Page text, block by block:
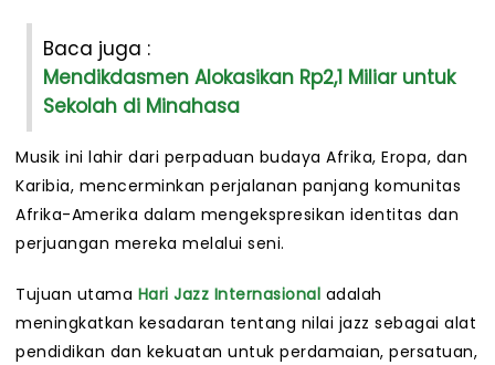
Baca juga :
Mendikdasmen Alokasikan Rp2,1 Miliar untuk
Sekolah di Minahasa
Musik ini lahir dari perpaduan budaya Afrika, Eropa, dan
Karibia, mencerminkan perjalanan panjang komunitas
Afrika-Amerika dalam mengekspresikan identitas dan
perjuangan mereka melalui seni.
Tujuan utama Hari Jazz Internasional adalah
meningkatkan kesadaran tentang nilai jazz sebagai alat
pendidikan dan kekuatan untuk perdamaian, persatuan,